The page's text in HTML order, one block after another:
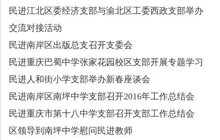
民进江北区委经济支部与渝北区工委西政支部举办
交流对接活动
民进南岸区出版总支召开支委会
民进重庆巴蜀中学张家花园校区支部开展专题学习
民进人和街小学支部举办新春座谈会
民进南岸区南坪中学支部召开2016年工作总结会
民进重庆市第十八中学支部召开支部工作总结会
区领导到南坪中学慰问民进教师